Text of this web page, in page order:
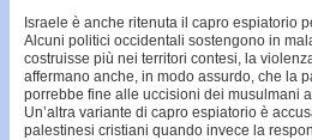
Israele è anche ritenuta il capro espiatorio
Alcuni politici occidentali sostengono in
costruisse più nei territori contesi, la
affermano anche, in modo assurdo, che la
porrebbe fine alle uccisioni dei musulmani
Un’altra variante di capro espiatorio è
palestinesi cristiani quando invece la